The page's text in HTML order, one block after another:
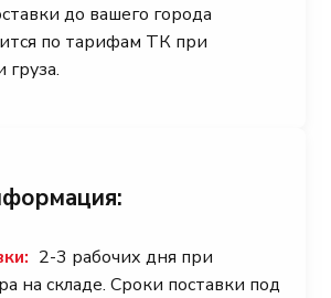
до вашего города
по тарифам ТК при
груза.
2-3 рабочих дня при
на складе. Сроки поставки под